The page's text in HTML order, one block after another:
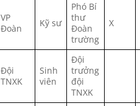
VP
Đoàn
Kỹ sư
Phó Bí
thư
Đoàn
trường
X
Đội
TNXK
Sinh
viên
Đội
trưởng
đội
TNXK